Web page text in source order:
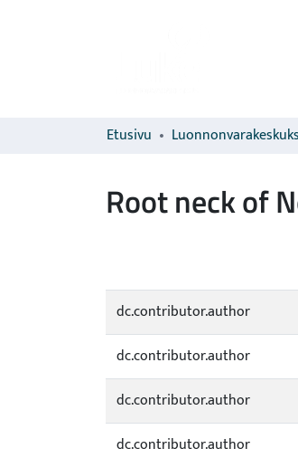
Etusivu
Root neck of
dc.contributor.author
dc.contributor.author
dc.contributor.author
dc.contributor.author